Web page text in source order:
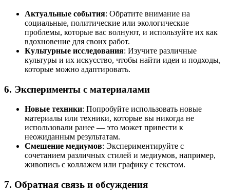
Актуальные события: Обратите внимание на
социальные, политические или экологические
проблемы, которые вас волнуют, и используйте их как
вдохновение для своих работ.
Культурные исследования: Изучите различные
культуры и их искусство, чтобы найти идеи и подходы,
которые можно адаптировать.
6. Эксперименты с материалами
Новые техники: Попробуйте использовать новые
материалы или техники, которые вы никогда не
использовали ранее — это может привести к
неожиданным результатам.
Смешение медиумов: Экспериментируйте с
сочетанием различных стилей и медиумов, например,
живопись с коллажем или графику с текстом.
7. Обратная связь и обсуждения